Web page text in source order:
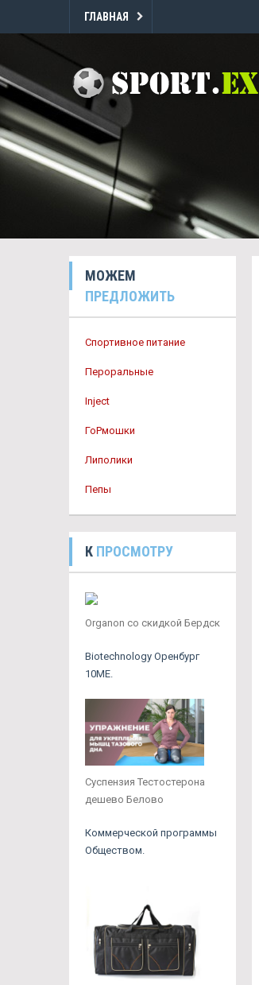
ГЛАВНАЯ
МОЖЕМ
ПРЕДЛОЖИТЬ
Спортивное питание
Пероральные
Inject
ГоРмошки
Липолики
Пепы
К ПРОСМОТРУ
Organon со скидкой Бердск
Biotechnology Оренбург
10ME.
Суспензия Тестостерона
дешево Белово
Коммерческой программы
Обществом.